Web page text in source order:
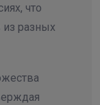
что
разных